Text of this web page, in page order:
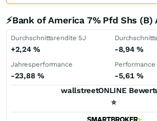
⚡Bank of America 7% Pfd Shs
Durchschnittsrendite 5J
+2,24% -8,94%
Jahresperformance
-23,88 % -5,61%
wallstreetONLINE
⭐